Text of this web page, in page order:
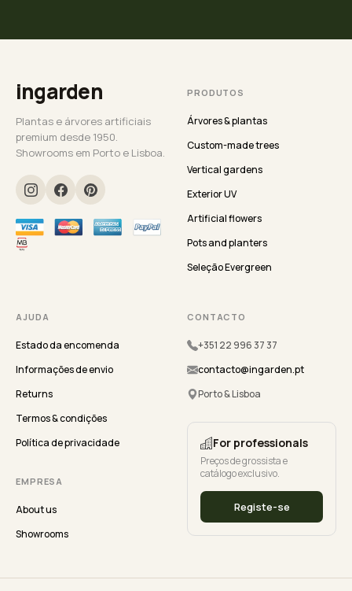
ingarden
Plantas e árvores artificiais
premium desde 1950.
Showrooms em Porto e Lisboa.
PRODUTOS
Árvores & plantas
Custom-made trees
Vertical gardens
Exterior UV
Artificial flowers
Pots and planters
Seleção Evergreen
AJUDA
Estado da encomenda
Informações de envio
Returns
Termos & condições
Política de privacidade
EMPRESA
About us
Showrooms
CONTACTO
+351 22 996 37 37
contacto@ingarden.pt
Porto & Lisboa
For professionals
Preços de grossista e
catálogo exclusivo.
Registe-se